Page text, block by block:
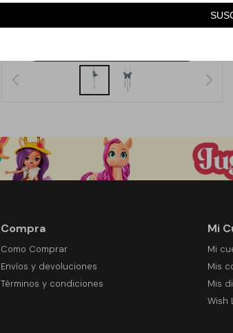
$490
Compra
Como Comprar
Envíos y devoluciones
Términos y condiciones
Mi
Mi
Mis
Mis
Wish